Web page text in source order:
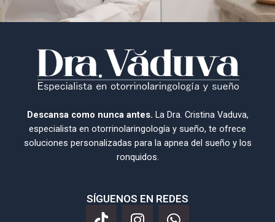
Descansa como nunca antes. La Dra. Cristina Vaduva,
especialista en otorrinolaringología y sueño, te ofrece
soluciones personalizadas para la apnea del sueño y los
ronquidos.
SÍGUENOS EN REDES